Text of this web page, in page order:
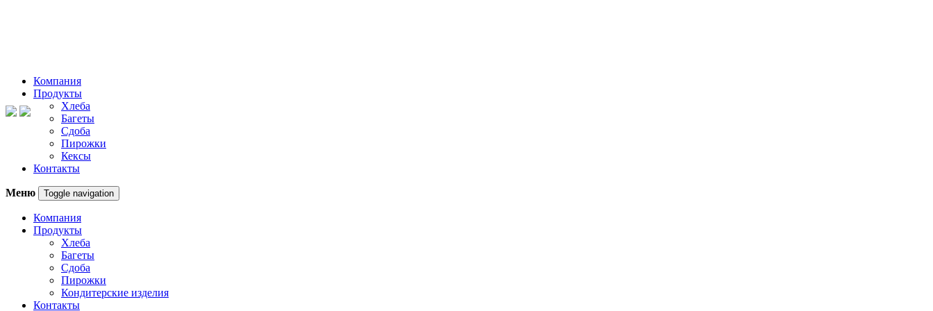
Компания
Продукты
Хлеба
Багеты
Сдоба
Пирожки
Кексы
Контакты
Меню Toggle navigation
Компания
Продукты
Хлеба
Багеты
Сдоба
Пирожки
Кондитерские изделия
Контакты